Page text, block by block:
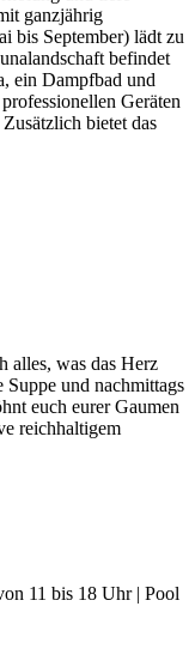
ganzjährig
bis September) lädt zu
befindet
ein Dampfbad und
Geräten
bietet das
alles, was das Herz
und nachmittags
euch eurer Gaumen
reichhaltigem
11 bis 18 Uhr | Pool